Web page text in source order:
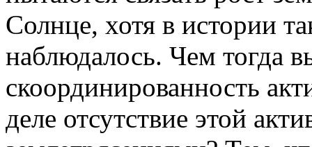
Солнце, хотя в истории
наблюдалось. Чем тогда
скоординированность
деле отсутствие этой